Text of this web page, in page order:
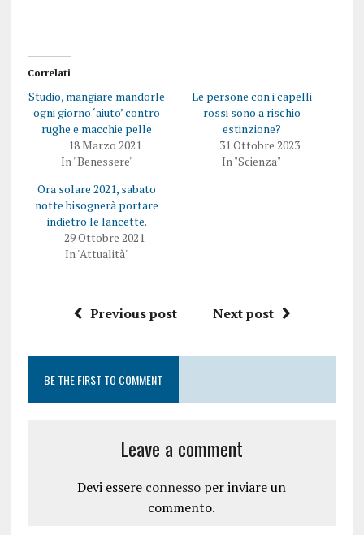
Correlati
Studio, mangiare mandorle
ogni giorno ‘aiuto’ contro
rughe e macchie pelle
18 Marzo 2021
In "Benessere"
Le persone con i capelli
rossi sono a rischio
estinzione?
31 Ottobre 2023
In "Scienza"
Ora solare 2021, sabato
notte bisognerà portare
indietro le lancette.
29 Ottobre 2021
In "Attualità"
Previous post Next post
BE THE FIRST TO COMMENT
Leave a comment
Devi essere connesso per inviare un
commento.